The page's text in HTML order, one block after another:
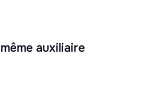
auxiliaire